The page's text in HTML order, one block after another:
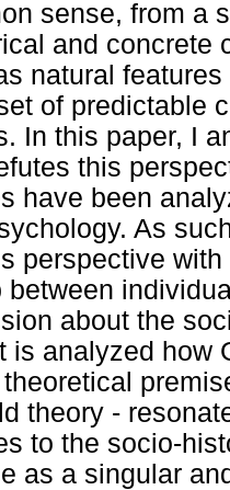
sense, from a
and concrete
natural
of predictable
In this paper, I
this
have been
As
perspective
between
about the
is analyzed how
theory -
to the socio-
as a singular